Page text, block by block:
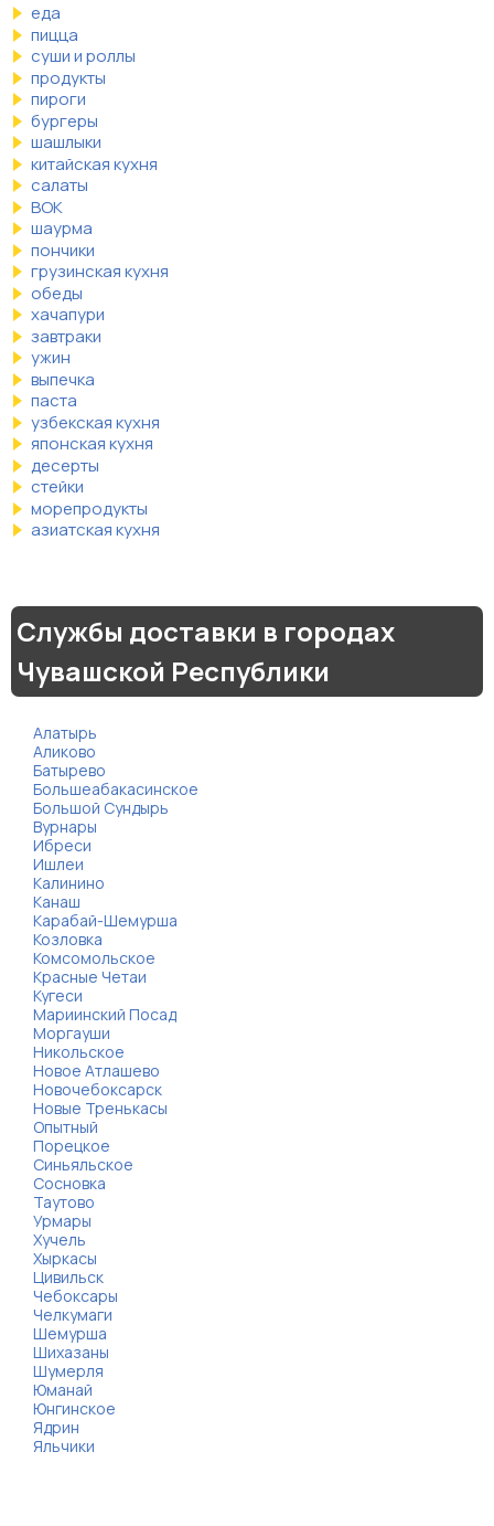
еда
пицца
суши и роллы
продукты
пироги
бургеры
шашлыки
китайская кухня
салаты
ВОК
шаурма
пончики
грузинская кухня
обеды
хачапури
завтраки
ужин
выпечка
паста
узбекская кухня
японская кухня
десерты
стейки
морепродукты
азиатская кухня
Службы доставки в городах
Чувашской Республики
Алатырь
Аликово
Батырево
Большеабакасинское
Большой Сундырь
Вурнары
Ибреси
Ишлеи
Калинино
Канаш
Карабай-Шемурша
Козловка
Комсомольское
Красные Четаи
Кугеси
Мариинский Посад
Моргауши
Никольское
Новое Атлашево
Новочебоксарск
Новые Тренькасы
Опытный
Порецкое
Синьяльское
Сосновка
Таутово
Урмары
Хучель
Хыркасы
Цивильск
Чебоксары
Челкумаги
Шемурша
Шихазаны
Шумерля
Юманай
Юнгинское
Ядрин
Яльчики